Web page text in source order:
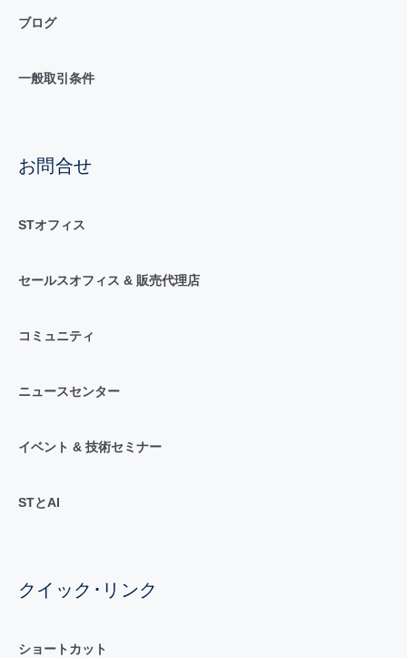
ブログ
一般取引条件
お問合せ
STオフィス
セールスオフィス & 販売代理店
コミュニティ
ニュースセンター
イベント & 技術セミナー
STとAI
クイック･リンク
ショートカット